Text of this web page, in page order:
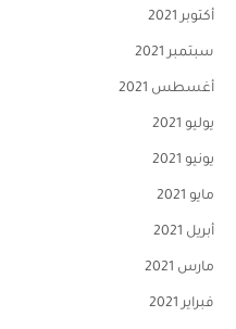
أكتوبر 2021
سبتمبر 2021
أغسطس 2021
يوليو 2021
يونيو 2021
مايو 2021
أبريل 2021
مارس 2021
فبراير 2021